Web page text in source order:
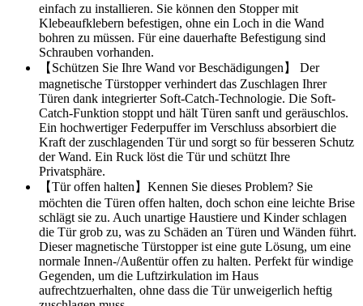
einfach zu installieren. Sie können den Stopper mit
Klebeaufklebern befestigen, ohne ein Loch in die Wand
bohren zu müssen. Für eine dauerhafte Befestigung sind
Schrauben vorhanden.
【Schützen Sie Ihre Wand vor Beschädigungen】 Der
magnetische Türstopper verhindert das Zuschlagen Ihrer
Türen dank integrierter Soft-Catch-Technologie. Die Soft-
Catch-Funktion stoppt und hält Türen sanft und geräuschlos.
Ein hochwertiger Federpuffer im Verschluss absorbiert die
Kraft der zuschlagenden Tür und sorgt so für besseren Schutz
der Wand. Ein Ruck löst die Tür und schützt Ihre
Privatsphäre.
【Tür offen halten】Kennen Sie dieses Problem? Sie
möchten die Türen offen halten, doch schon eine leichte Brise
schlägt sie zu. Auch unartige Haustiere und Kinder schlagen
die Tür grob zu, was zu Schäden an Türen und Wänden führt.
Dieser magnetische Türstopper ist eine gute Lösung, um eine
normale Innen-/Außentür offen zu halten. Perfekt für windige
Gegenden, um die Luftzirkulation im Haus
aufrechtzuerhalten, ohne dass die Tür unweigerlich heftig